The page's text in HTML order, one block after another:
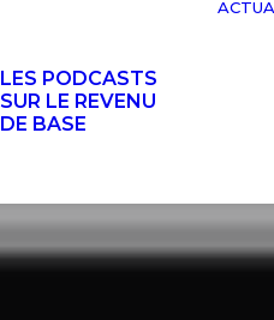
LES PODCASTS
SUR LE REVENU
DE BASE